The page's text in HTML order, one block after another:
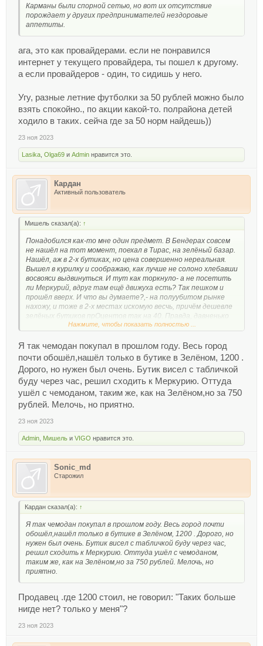
Карманы были спорной сетью, но вот их отсутствие
порождает у других предпринимателей нездоровые
аппетиты.
ага, это как провайдерами. если не понравился
интернет у текущего провайдера, ты пошел к другому.
а если провайдеров - один, то сидишь у него.
Угу, разные летние футболки за 50 рублей можно было
взять спокойно., по акции какой-то. полрайона детей
ходило в таких. сейча где за 50 норм найдешь))
23 ноя 2023
Lasika Olga69 и Admin нравится это.
Кардан
Активный пользователь
Мишель сказал(а): ↑
Понадобился как-то мне один предмет. В Бендерах совсем
не нашёл на тот момент, поехал в Тирас, на зелёный базар.
Нашёл, аж в 2-х бутиках, но цена совершенно нереальная.
Вышел в курилку и соображаю, как лучше не солоно хлебавши
восвояси выдвинуться. И тут как торкнуло- а не посетить
ли Меркурий, вдруг там ещё движуха есть? Так пешком и
прошёл вверх. И что вы думаете?,- на полуубитом рынке
нахожу, и тоже в 2-х местах искомую весчь, причём дешевле
зелёных бутиков прОцентов так на 40. Правда, давненько
можно и её продавцу показать
, да и найти в другом
месте вдвое-втрое, а то и вчетверо дешевле и не хуже
Карманы были спорной сетью, но вот их отсутствие
порождает у других предпринимателей нездоровые
аппетиты.
Нажмите, чтобы показать полностью ...
Я так чемодан покупал в прошлом году. Весь город
почти обошёл,нашёл только в бутике в Зелёном, 1200 .
Дорого, но нужен был очень. Бутик висел с табличкой
буду через час, решил сходить к Меркурию. Оттуда
ушёл с чемоданом, таким же, как на Зелёном,но за 750
рублей. Мелочь, но приятно.
23 ноя 2023
Admin Мишель и VIGO нравится это.
Sonic_md
Старожил
Кардан сказал(а): ↑
Я так чемодан покупал в прошлом году. Весь город почти
обошёл,нашёл только в бутике в Зелёном, 1200 . Дорого, но
нужен был очень. Бутик висел с табличкой буду через час,
решил сходить к Меркурию. Оттуда ушёл с чемоданом,
таким же, как на Зелёном,но за 750 рублей. Мелочь, но
приятно.
Продавец .где 1200 стоил, не говорил: "Таких больше
нигде нет? только у меня"?
23 ноя 2023